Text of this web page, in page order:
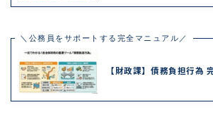
＼公務員をサポートする完全マニュアル／
【財政課】債務負担行為